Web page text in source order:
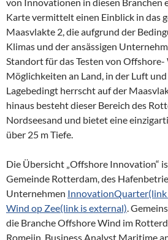
Karte vermittelt einen Einblick in das
Maasvlakte 2, die aufgrund der
Klimas und der ansässigen
Standort für das Testen von
Möglichkeiten an Land, in der Luft und
Lagebedingt herrscht auf der
hinaus besteht dieser Bereich des
Nordseesand und bietet eine
über 25 m Tiefe.
Die Übersicht „Offshore Innovation“
Gemeinde Rotterdam, des
Unternehmen InnovationQuarter
Wind op Zee(link is external) .
die Branche Offshore Wind im
Romeijn, Business Analyst Maritime